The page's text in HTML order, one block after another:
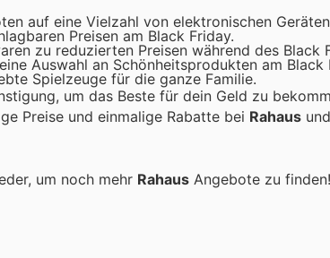
auf eine Vielzahl von elektronischen
Preisen am Black Friday.
zu reduzierten Preisen während des Black
Auswahl an Schönheitsprodukten am Black
Spielzeuge für die ganze Familie.
um das Beste für dein Geld zu
Preise und einmalige Rabatte bei Rahaus
um noch mehr Rahaus Angebote zu finden!